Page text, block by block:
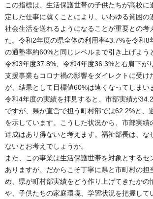
この指標は、生活保護世帯の子供たちが高校に
定した仕事に就くことにより、いわゆる貧困の
社会生活を送れるようになることが重要との考
た。令和2年度の県全体の利用率43.7%を令和8
の通塾率約60%と同じレベルまで引き上げよう
令和3年度37.8%、令和4年度36.3%と右肩下が
支援事業もコロナ禍の影響をダイレクトに受け
が、結果として目標値60%は遠くなってしまい
令和4年度の実績を拝見すると、市部実績が
ですが、県が直営で担う町村部では62.2%と、
を示しています。こうした状況から、市部実績
達成はあり得ないと考えます。福祉部長は、な
ないとお考えでしょうか。
また、この事業は生活保護世帯を対象とするセ
ありますが、だからこそ丁寧に県と市町村の担
め、県が町村部実績をどう作り上げてきたかの
や、子供たちの家庭環境、学習状況を把握して